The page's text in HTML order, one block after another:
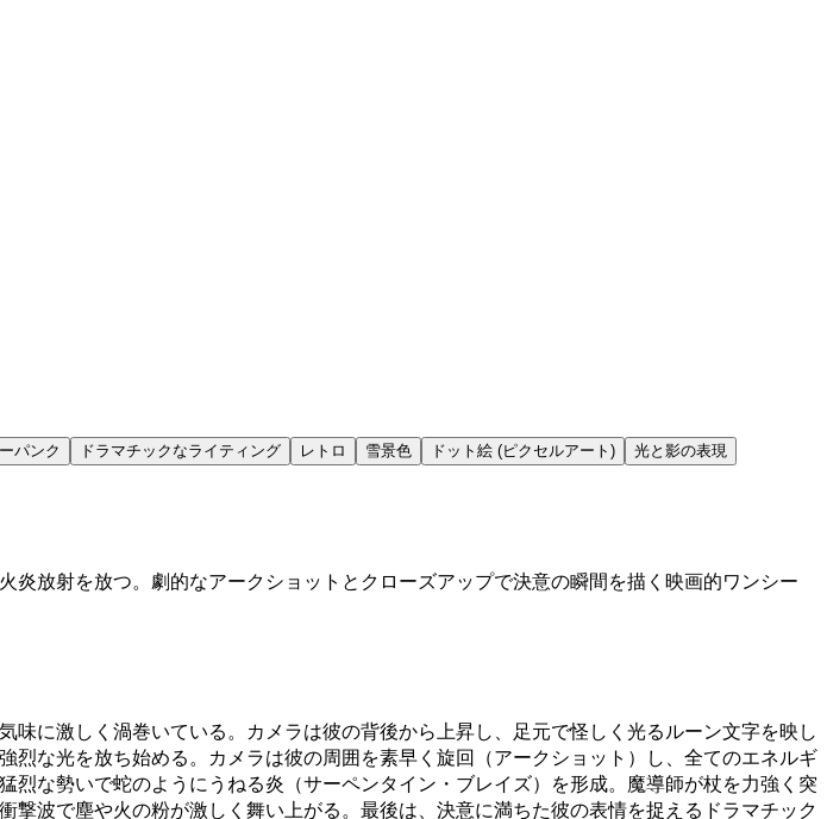
パンク ドラマチックなライティング レトロ 雪景色 ドット絵 (ピクセルアート)
光と影の表現
放射を放つ。劇的なアークショットとクローズアップで決意の瞬間を描く映画的ワンシー
に激しく渦巻いている。カメラは彼の背後から上昇し、足元で怪しく光るルーン文字を映し
な光を放ち始める。カメラは彼の周囲を素早く旋回（アークショット）し、全てのエネルギ
な勢いで蛇のようにうねる炎（サーペンタイン・ブレイズ）を形成。魔導師が杖を力強く突
波で塵や火の粉が激しく舞い上がる。最後は、決意に満ちた彼の表情を捉えるドラマチック